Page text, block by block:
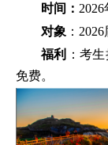
时间：
对象 ：
福利
：考
免费。